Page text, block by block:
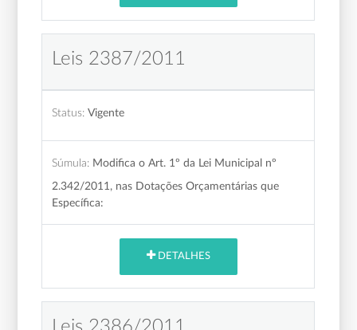
Leis 2387/2011
Status: Vigente
Súmula: Modifica o Art. 1º da Lei Municipal nº
2.342/2011, nas Dotações Orçamentárias que
Específica:
DETALHES